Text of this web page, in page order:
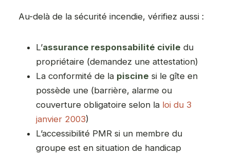
Au-delà de la sécurité incendie, vérifiez aussi :
L’assurance responsabilité civile du
propriétaire (demandez une attestation)
La conformité de la piscine si le gîte en
possède une (barrière, alarme ou
couverture obligatoire selon la loi du 3
janvier 2003)
L’accessibilité PMR si un membre du
groupe est en situation de handicap